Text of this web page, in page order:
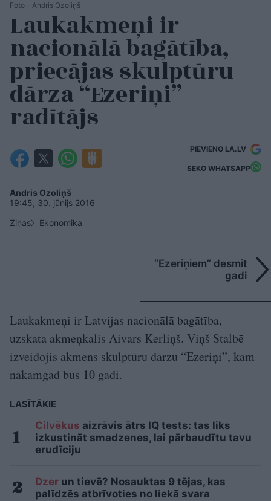
Foto – Andris Ozoliņš
Laukakmeņi ir
nacionālā bagātība,
priecājas skulptūru
dārza “Ezeriņi”
radītājs
PIEVIENO LA.LV
SEKO WHATSAPP
Andris Ozoliņš
19:45, 30. jūnijs 2016
Ziņas
Ekonomika
“Ezeriņiem” desmit
gadi
Laukakmeņi ir Latvijas nacionālā bagātība,
uzskata akmeņkalis Aivars Kerliņš. Viņš Stalbē
izveidojis akmens skulptūru dārzu “Ezeriņi”, kam
nākamgad būs 10 gadi.
LASĪTĀKIE
Cilvēkus aizrāvis ātrs IQ tests: tas liks
izkustināt smadzenes, lai pārbaudītu tavu
erudīciju
Dzer un tievē? Nosauktas 9 tējas, kas
palīdzēs atbrīvoties no liekā svara